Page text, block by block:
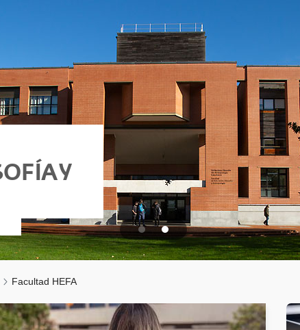
Y
subpáginas
Facultad HEFA